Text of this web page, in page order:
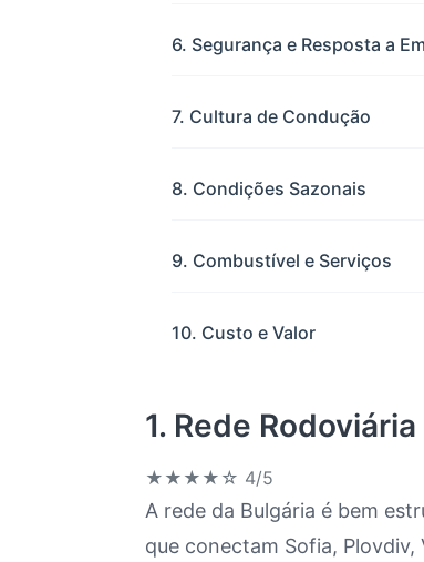
6. Segurança e Resposta a
7. Cultura de Condução
8. Condições Sazonais
9. Combustível e Serviços
10. Custo e Valor
1. Rede
★★★★☆ 4/5
A rede da Bulgária é bem
que conectam Sofia, Plovdiv,